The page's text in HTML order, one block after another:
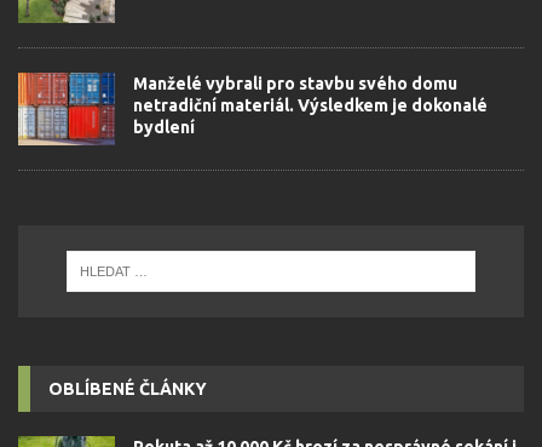
Manželé vybrali pro stavbu svého domu
netradiční materiál. Výsledkem je dokonalé
bydlení
OBLÍBENÉ ČLÁNKY